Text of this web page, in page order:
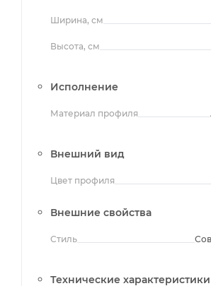
Ширина, см
Высота, см
Исполнение
Материал профиля
Внешний вид
Цвет профиля
Внешние свойства
Стиль
Технические характеристики